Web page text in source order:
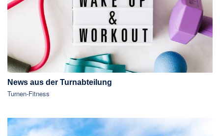
News aus der Turnabteilung
Turnen-Fitness